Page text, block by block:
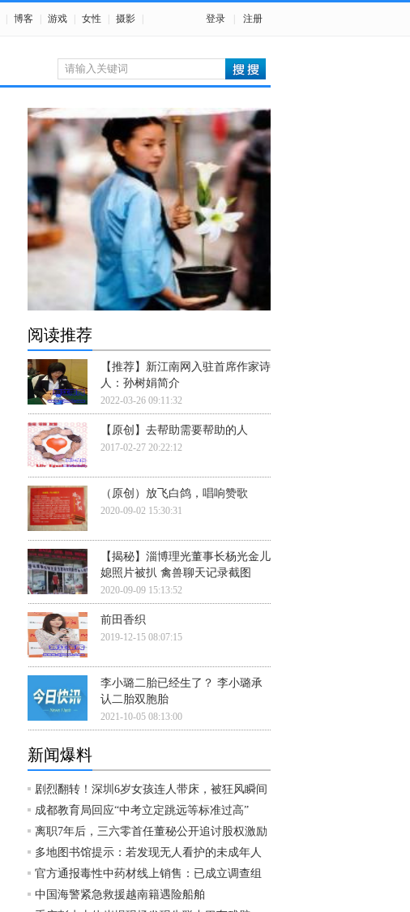
博客 游戏 女性 摄影 登录 注册
阅读推荐
【推荐】新江南网入驻首席作家诗
人：孙树娟简介
2022-03-26 09:11:32
【原创】去帮助需要帮助的人
2017-02-27 20:22:12
（原创）放飞白鸽，唱响赞歌
2020-09-02 15:30:31
【揭秘】淄博理光董事长杨光金儿
媳照片被扒 禽兽聊天记录截图
2020-09-09 15:13:52
前田香织
2019-12-15 08:07:15
李小璐二胎已经生了？ 李小璐承
认二胎双胞胎
2021-10-05 08:13:00
新闻爆料
剧烈翻转！深圳6岁女孩连人带床，被狂风瞬间
成都教育局回应“中考立定跳远等标准过高”
离职7年后，三六零首任董秘公开追讨股权激励
多地图书馆提示：若发现无人看护的未成年人
官方通报毒性中药材线上销售：已成立调查组
中国海警紧急救援越南籍遇险船舶